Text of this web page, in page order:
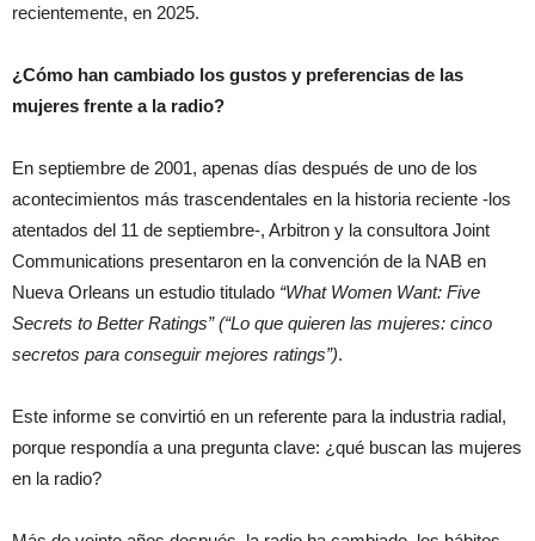
recientemente, en 2025.
¿Cómo han cambiado los gustos y preferencias de las
mujeres frente a la radio?
En septiembre de 2001, apenas días después de uno de los
acontecimientos más trascendentales en la historia reciente -los
atentados del 11 de septiembre-, Arbitron y la consultora Joint
Communications presentaron en la convención de la NAB en
Nueva Orleans un estudio titulado “What Women Want: Five
Secrets to Better Ratings” (“Lo que quieren las mujeres: cinco
secretos para conseguir mejores ratings”).
Este informe se convirtió en un referente para la industria radial,
porque respondía a una pregunta clave: ¿qué buscan las mujeres
en la radio?